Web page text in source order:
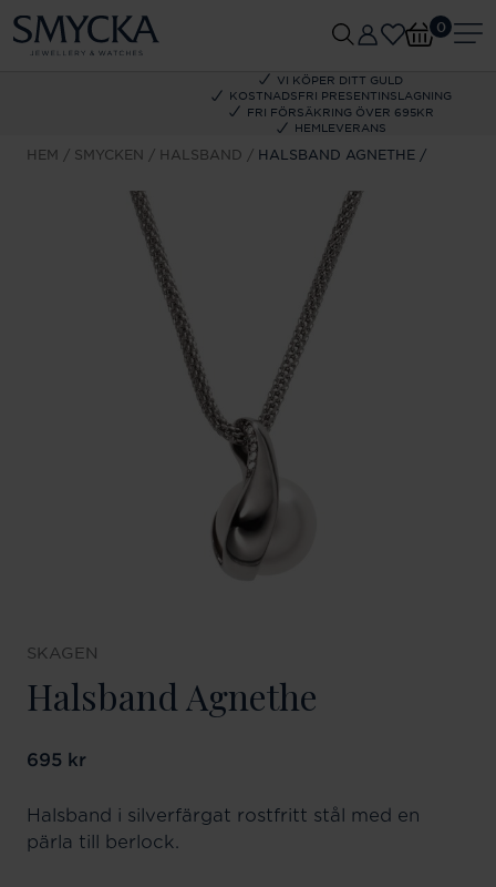
VI KÖPER DITT GULD
KOSTNADSFRI PRESENTINSLAGNING
FRI FÖRSÄKRING ÖVER 695KR
HEMLEVERANS
0
HEM SMYCKEN HALSBAND HALSBAND AGNETHE
SKAGEN
Halsband Agnethe
Pris :695 kr
695 kr
Halsband i silverfärgat rostfritt stål med en
pärla till berlock.